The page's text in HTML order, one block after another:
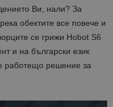
Ви, нали? За
обектите все повече и
се грижи Hobot S6
и на български език
работещо решение за